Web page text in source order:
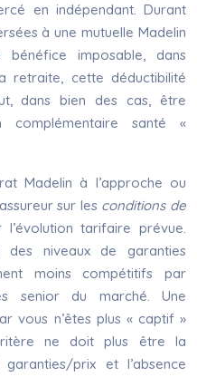
en indépendant. Durant
à une mutuelle Madelin
imposable, dans
retraite, cette déductibilité
dans bien des cas, être
santé «
Madelin à l’approche ou
sur les conditions de
tarifaire prévue.
des niveaux de garanties
moins compétitifs par
senior du marché. Une
vous n’êtes plus « captif »
ne doit plus être la
prix et l’absence